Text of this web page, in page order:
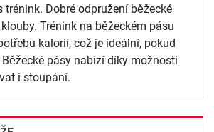
trénink. Dobré odpružení běžecké
Trénink na běžeckém pásu
kalorií, což je ideální, pokud
pásy nabízí díky možnosti
i stoupání.